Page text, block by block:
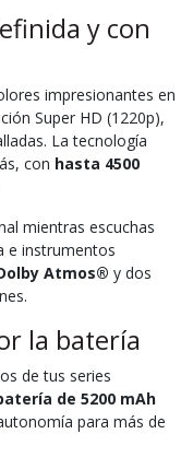
y con
impresionantes en
Super HD (1220p),
La tecnología
con hasta 4500
mientras escuchas
e instrumentos
Atmos® y dos
la batería
de tus series
de 5200 mAh
para más de